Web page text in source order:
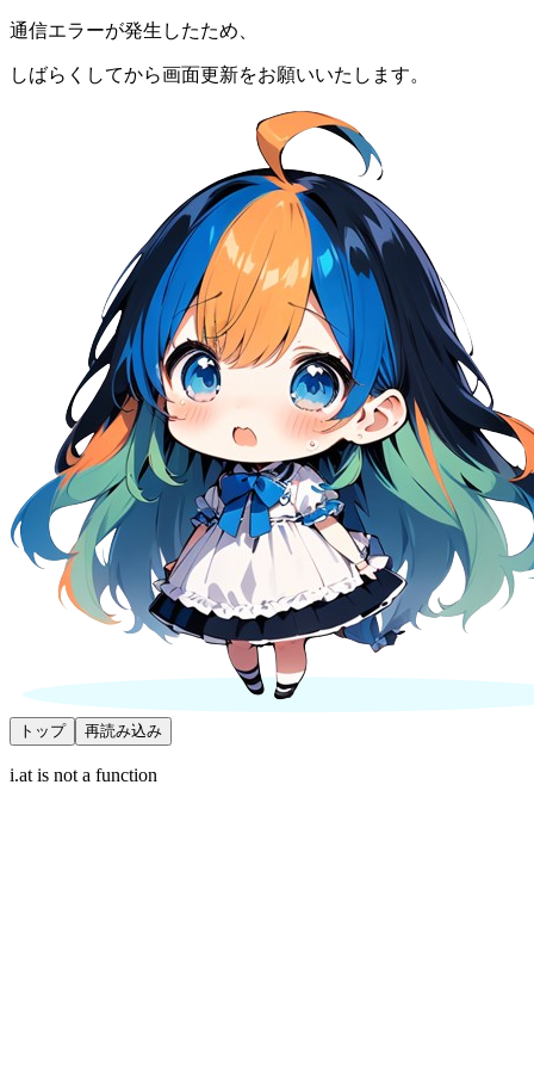
通信エラーが発生したため、
しばらくしてから画面更新をお願いいたします。
トップ 再読み込み
i.at is not a function